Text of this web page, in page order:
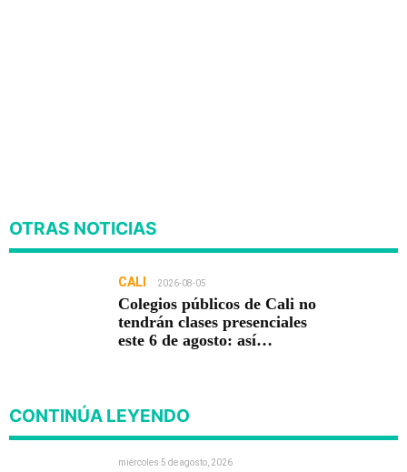
OTRAS NOTICIAS
CALI 2026-08-05
Colegios públicos de Cali no
tendrán clases presenciales
este 6 de agosto: así
CONTINÚA LEYENDO
miércoles 5 de agosto, 2026